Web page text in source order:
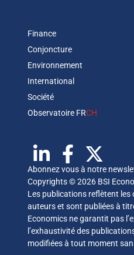
Finance
Conjoncture
Environnement
International
Société
Observatoire FRCH
Abonnez vous à notre
Copyrights © 2026 BSI
Les publications reflètent les
auteurs et sont publiées à
Economics ne garantit pas
l’exhaustivité des
modifiées à tout moment